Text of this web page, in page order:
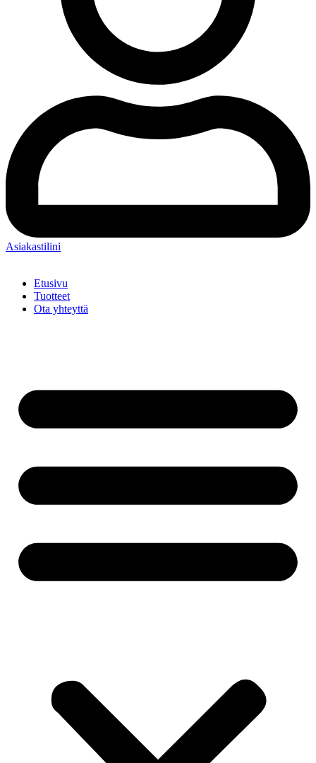
Asiakastilini
Etusivu
Tuotteet
Ota yhteyttä